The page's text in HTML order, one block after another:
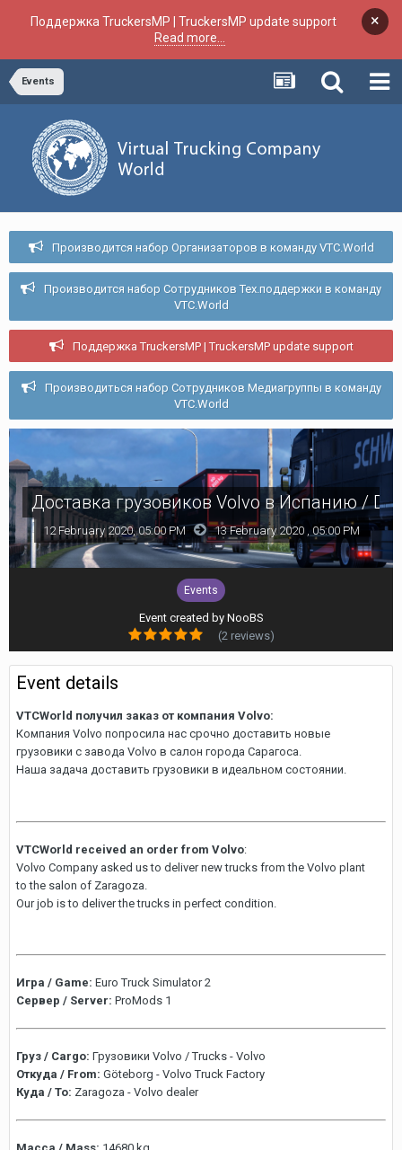
Поддержка TruckersMP | TruckersMP update support
Read more...
×
Events
Производится набор Организаторов в команду VTC.World
Производится набор Сотрудников Тех.поддержки в команду
VTC.World
Поддержка TruckersMP | TruckersMP update support
Производиться набор Сотрудников Медиагруппы в команду
VTC.World
Доставка грузовиков Volvo в Испанию /
12 February 2020, 05:00 PM 13 February 2020 , 05:00 PM
Events
Event created by NooBS
(2 reviews)
Event details
VTCWorld получил заказ от компания Volvo:
Компания Volvo попросила нас срочно доставить новые
грузовики с завода Volvo в салон города Сарагоса.
Наша задача доставить грузовики в идеальном состоянии.
VTCWorld received an order from Volvo:
Volvo Company asked us to deliver new trucks from the Volvo plant
to the salon of Zaragoza.
Our job is to deliver the trucks in perfect condition.
Игра / Game: Euro Truck Simulator 2
Сервер / Server: ProMods 1
Груз / Cargo: Грузовики Volvo / Trucks - Volvo
Откуда / From: Göteborg - Volvo Truck Factory
Куда / To: Zaragoza - Volvo dealer